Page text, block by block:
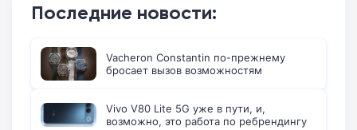
Последние новости:
Vacheron Constantin по-прежнему
бросает вызов возможностям
Vivo V80 Lite 5G уже в пути, и,
возможно, это работа по ребрендингу